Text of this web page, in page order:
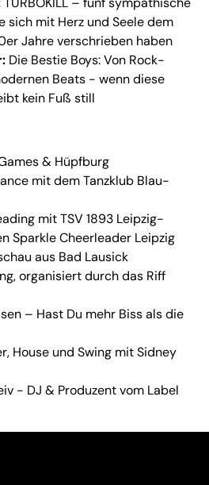
sich mit Herz und Seele dem
Jahre verschrieben haben
Die Bestie Boys: Von Rock-
Beats - wenn diese
kein Fuß still
& Hüpfburg
mit dem Tanzklub Blau-
mit TSV 1893 Leipzig-
Sparkle Cheerleader Leipzig
aus Bad Lausick
organisiert durch das Riff
– Hast Du mehr Biss als die
House und Swing mit Sidney
- DJ & Produzent vom Label